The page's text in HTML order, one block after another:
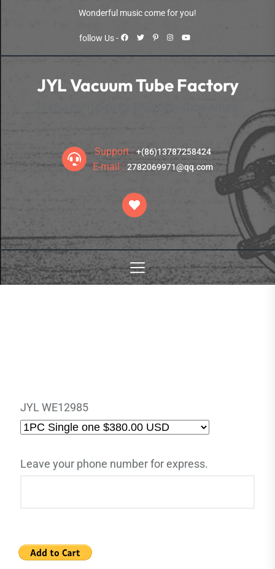
content
Wonderful music come for you!
follow Us -
JYL Vacuum Tube Factory
Support :+(86)13787258424
E-mail : 2782069971@qq.com
JYL WE12985
Leave your phone number for express.